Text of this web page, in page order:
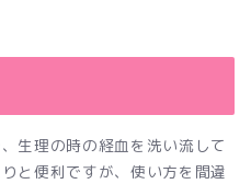
生理の時の経血を洗い流して
と便利ですが、使い方を間違